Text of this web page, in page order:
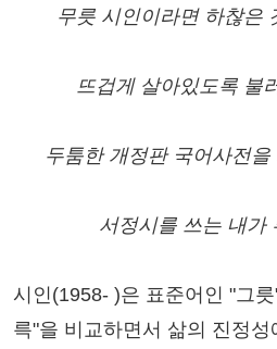
무릇 시인이라면 하찮은
뜨겁게 살아있도록 불
두툼한 개정판 국어사전
서정시를 쓰는 내가
시인(1958- )은 표준어인 "그
륵"을 비교하면서 삶의 진정